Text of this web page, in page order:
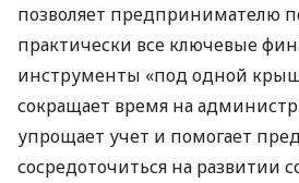
позволяет предпринимателю
практически все ключевые
инструменты «под одной
сокращает время на
упрощает учет и помогает
сосредоточиться на развитии